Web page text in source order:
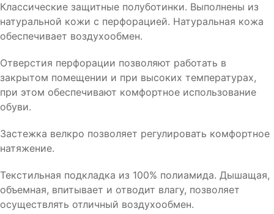
Классические защитные полуботинки. Выполнены из
натуральной кожи с перфорацией. Натуральная кожа
обеспечивает воздухообмен.
Отверстия перфорации позволяют работать в
закрытом помещении и при высоких температурах,
при этом обеспечивают комфортное использование
обуви.
Застежка велкро позволяет регулировать комфортное
натяжение.
Текстильная подкладка из 100% полиамида. Дышащая,
объемная, впитывает и отводит влагу, позволяет
осуществлять отличный воздухообмен.